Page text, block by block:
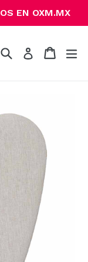
EN OXM.MX
BuscarIngresarCarrito
Carrito